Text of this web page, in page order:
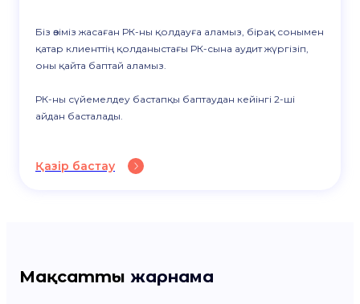
Біз өзіміз жасаған РК-ны қолдауға аламыз, бірақ сонымен
қатар клиенттің қолданыстағы РК-сына аудит жүргізіп,
оны қайта баптай аламыз.
РК-ны сүйемелдеу бастапқы баптаудан кейінгі 2-ші
айдан басталады.
Қазір бастау
Мақсатты жарнама